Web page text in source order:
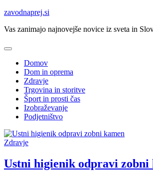
Skip
content
zavodnaprej.si
Vas zanimajo najnovejše novice iz sveta in
Domov
Dom in oprema
Zdravje
Trgovina in storitve
Šport in prosti čas
Izobraževanje
Podjetništvo
Zdravje
Ustni higienik odpravi zobni